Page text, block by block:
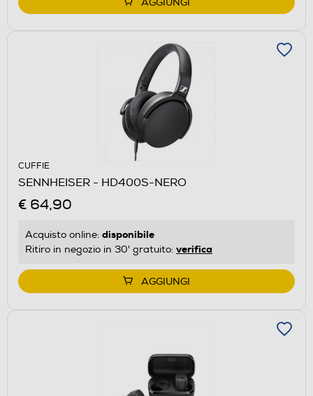
CUFFIE
SENNHEISER - HD400S-NERO
€ 64,90
Acquisto online: disponibile
Ritiro in negozio in 30' gratuito: verifica
AGGIUNGI